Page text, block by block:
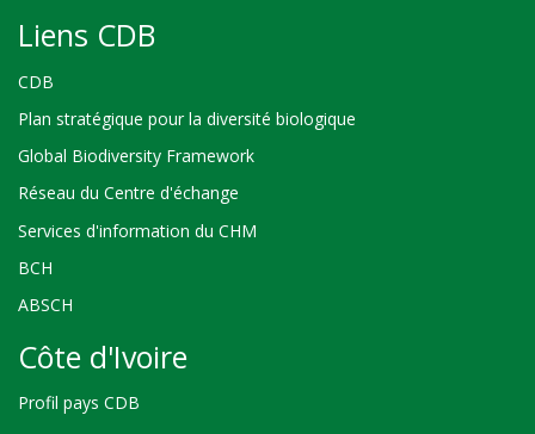
Liens CDB
CDB
Plan stratégique pour la diversité biologique
Global Biodiversity Framework
Réseau du Centre d'échange
Services d'information du CHM
BCH
ABSCH
Côte d'Ivoire
Profil pays CDB